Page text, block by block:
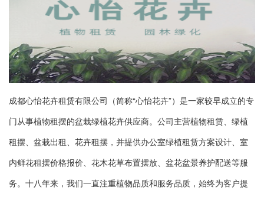
成都心怡花卉租赁有限公司（简称“心怡花卉”）是一家较早成立的专
门从事植物租摆的盆栽绿植花卉供应商。公司主营植物租赁、绿植
租摆、盆栽出租、花卉租摆，并提供办公室绿植租赁方案设计、室
内鲜花租摆价格报价、花木花草布置摆放、盆花盆景养护配送等服
务。十八年来，我们一直注重植物品质和服务品质，始终为客户提